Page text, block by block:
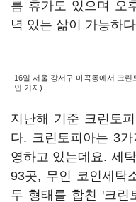
름 휴가도 있으며 오
녁 있는 삶이 가능하
16일 서울 강서구 마곡동에서 크
인 기자)
지난해 기준 크린토
다. 크린토피아는 3
영하고 있는데요. 세
93곳, 무인 코인세탁
두 형태를 합친 '크린